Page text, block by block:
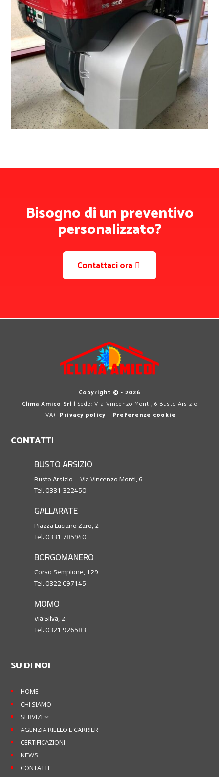
Bisogno di un preventivo
personalizzato?
Contattaci ora
Copyright © - 2026
Clima Amico Srl | Sede: Via Vincenzo Monti, 6 Busto Arsizio
(VA) Privacy policy – Preferenze cookie
CONTATTI
BUSTO ARSIZIO
Busto Arsizio – Via Vincenzo Monti, 6
Tel. 0331 322450
GALLARATE
Piazza Luciano Zaro, 2
Tel. 0331 785940
BORGOMANERO
Corso Sempione, 129
Tel. 0322 097145
MOMO
Via Silva, 2
Tel. 0321 926583
SU DI NOI
HOME
CHI SIAMO
SERVIZI 3
AGENZIA RIELLO E CARRIER
CERTIFICAZIONI
NEWS
CONTATTI